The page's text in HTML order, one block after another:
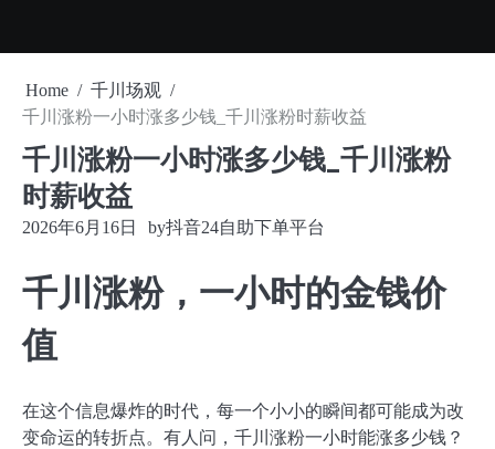
Home
千川场观
千川涨粉一小时涨多少钱_千川涨粉时薪收益
千川涨粉一小时涨多少钱_千川涨粉
时薪收益
2026年6月16日 by抖音24自助下单平台
千川涨粉，一小时的金钱价
值
在这个信息爆炸的时代，每一个小小的瞬间都可能成为改
变命运的转折点。有人问，千川涨粉一小时能涨多少钱？